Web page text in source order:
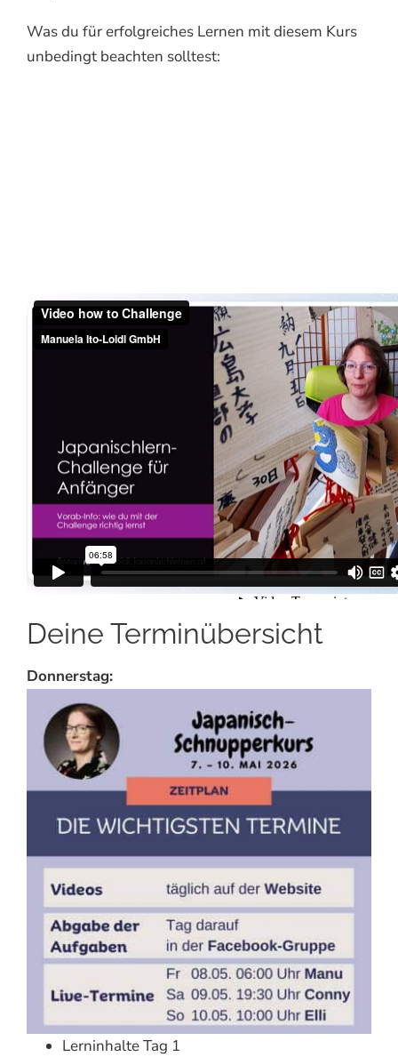
Was du für erfolgreiches Lernen mit diesem Kurs
unbedingt beachten solltest:
Deine Terminübersicht
Donnerstag:
Lerninhalte Tag 1